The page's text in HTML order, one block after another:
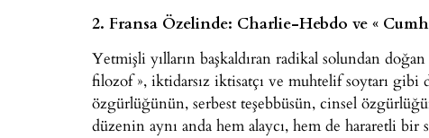
2. Fransa Özelinde: Charlie-Hebdo ve «
Yetmişli yılların başkaldıran radikal solundan
filozof », iktidarsız iktisatçı ve muhtelif soytarı
özgürlüğünün, serbest teşebbüsün, cinsel
düzenin aynı anda hem alaycı, hem de hararetli